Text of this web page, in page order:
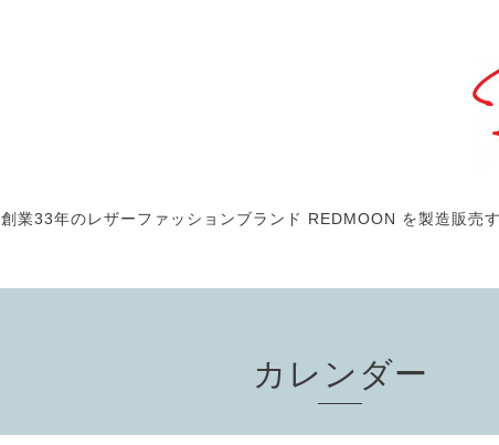
創業33年のレザーファッションブランド REDMOON を製造販売
カレンダー